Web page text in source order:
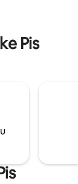
boravak!
Pis